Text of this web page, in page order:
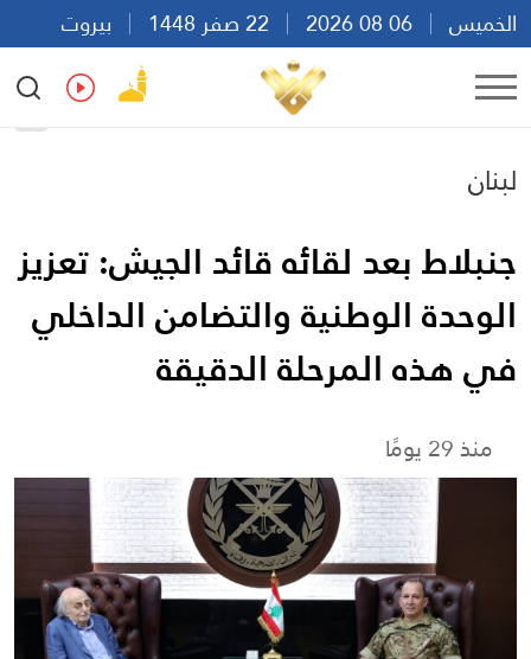
الخميس
بيروت
22:37
Ar
لبنان
جنبلاط بعد لقائه قائد الجيش: تعزيز
الوحدة الوطنية والتضامن الداخلي
في هذه المرحلة الدقيقة
منذ 29 يومًا